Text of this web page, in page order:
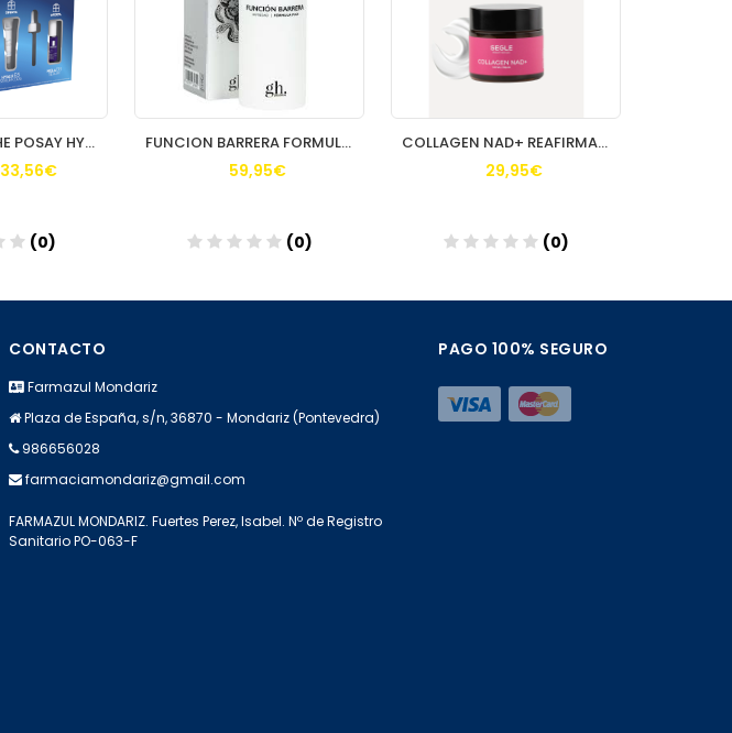
COFRE LA ROCHE POSAY HYALU B5
33,56€
(0)
FUNCION BARRERA FORMULA PLUS GH 80 ML
59,95€
(0)
COLLAGEN NAD+ REAFIRMANTE REDENSIFICANTE SEGLE
29,95€
(0)
CONTACTO
Farmazul Mondariz
Plaza de España, s/n, 36870 - Mondariz (Pontevedra)
986656028
farmaciamondariz@gmail.com
FARMAZUL MONDARIZ. Fuertes Perez, Isabel. Nº de Registro
Sanitario PO-063-F
PAGO 100% SEGURO